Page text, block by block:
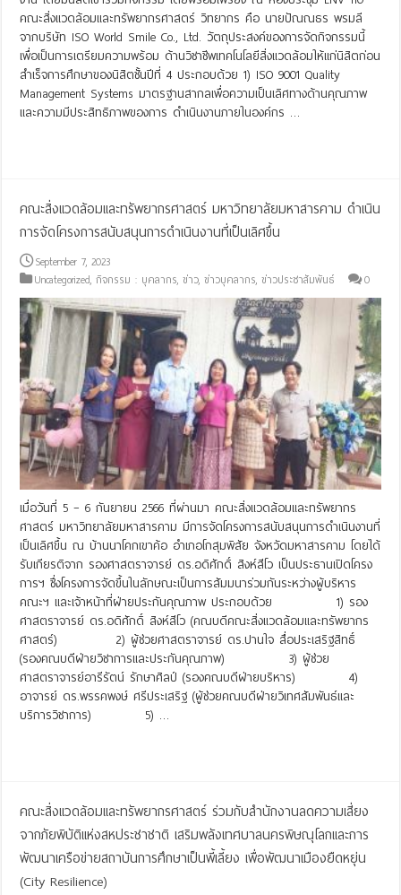
คณะสิ่งแวดล้อมและทรัพยากรศาสตร์ วิทยากร คือ นายปัณณธร พรมลี
จากบริษัท ISO World Smile Co., Ltd. วัตถุประสงค์ของการจัดกิจกรรมนี้
เพื่อเป็นการเตรียมความพร้อม ด้านวิชาชีพเทคโนโลยีสิ่งแวดล้อมให้แก่นิสิตก่อน
สำเร็จการศึกษาของนิสิตชั้นปีที่ 4 ประกอบด้วย 1) ISO 9001 Quality
Management Systems มาตรฐานสากลเพื่อความเป็นเลิศทางด้านคุณภาพ
และความมีประสิทธิภาพของการ ดำเนินงานภายในองค์กร …
คณะสิ่งแวดล้อมและทรัพยากรศาสตร์ มหาวิทยาลัยมหาสารคาม ดำเนิน
การจัดโครงการสนับสนุนการดำเนินงานที่เป็นเลิศขึ้น
September 7, 2023
Uncategorized,กิจกรรม : บุคลากร,ข่าว,ข่าวบุคลากร,ข่าวประชาสัมพันธ์ 0
เมื่อวันที่ 5 – 6 กันยายน 2566 ที่ผ่านมา คณะสิ่งแวดล้อมและทรัพยากร
ศาสตร์ มหาวิทยาลัยมหาสารคาม มีการจัดโครงการสนับสนุนการดำเนินงานที่
เป็นเลิศขึ้น ณ บ้านนาโคกเขาค้อ อำเภอโกสุมพิสัย จังหวัดมหาสารคาม โดยได้
รับเกียรติจาก รองศาสตราจารย์ ดร.อดิศักดิ์ สิงห์สีโว เป็นประธานเปิดโครง
การฯ ซึ่งโครงการจัดขึ้นในลักษณะเป็นการสัมมนาร่วมกันระหว่างผู้บริหาร
คณะฯ และเจ้าหน้าที่ฝ่ายประกันคุณภาพ ประกอบด้วย 1) รอง
ศาสตราจารย์ ดร.อดิศักดิ์ สิงห์สีโว (คณบดีคณะสิ่งแวดล้อมและทรัพยากร
ศาสตร์) 2) ผู้ช่วยศาสตราจารย์ ดร.ปานใจ สื่อประเสริฐสิทธิ์
(รองคณบดีฝ่ายวิชาการและประกันคุณภาพ) 3) ผู้ช่วย
ศาสตราจารย์อารีรัตน์ รักษาศิลป์ (รองคณบดีฝ่ายบริหาร) 4)
อาจารย์ ดร.พรรคพงษ์ ศรีประเสริฐ (ผู้ช่วยคณบดีฝ่ายวิเทศสัมพันธ์และ
บริการวิชาการ) 5) …
คณะสิ่งแวดล้อมและทรัพยากรศาสตร์ ร่วมกับสำนักงานลดความเสี่ยง
จากภัยพิบัติแห่งสหประชาชาติ เสริมพลังเทศบาลนครพิษณุโลกและการ
พัฒนาเครือข่ายสถาบันการศึกษาเป็นพี้เลี้ยง เพื่อพัฒนาเมืองยืดหยุ่น
(City Resilience)